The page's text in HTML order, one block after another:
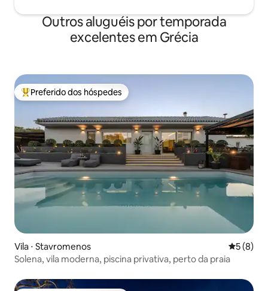
Outros aluguéis por temporada
excelentes em Grécia
Entre os melhores preferidos dos hóspedes
Preferido dos hóspedes
Vila ⋅ Stavromenos 5 de
5 (8)
Solena, vila moderna, piscina privativa, perto da praia